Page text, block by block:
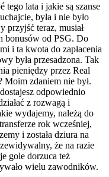
tego lata i jakie są szanse
była i nie było
przyjść teraz, musiał
bonusów od PSG. Do
i ta kwota do zapłacenia
była przesadzona. Tak
pieniędzy przez Real
zdaniem nie był.
odpowiednio
z rozwagą i
wydajemy, należą do
rok wcześniej,
i została dziura na
że na razie
gole dorzuca też
wielu zawodników.